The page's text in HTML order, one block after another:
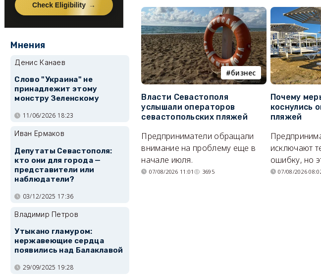
бизнес
Власти Севастополя
услышали операторов
севастопольских пляжей
Предприниматели обращали
внимание на проблему еще в
начале июля.
07/08/2026 11:01 3695
Почему
коснулись
пляжей
исключают
ошибку, но
07/08/2026
Мнения
Денис Канаев
Слово "Украина" не
принадлежит этому
монстру Зеленскому
11/06/2026 18:23
Иван Ермаков
Депутаты Севастополя:
кто они для города —
представители или
наблюдатели?
03/12/2025 17:36
Владимир Петров
Утыкано гламуром:
нержавеющие сердца
появились над Балаклавой
29/09/2025 19:28